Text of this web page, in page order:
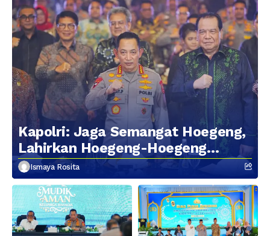
Kapolri: Jaga Semangat Hoegeng,
Lahirkan Hoegeng-Hoegeng
Berikutnya
Ismaya Rosita